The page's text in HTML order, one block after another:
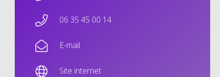
06 35 45 00 14
E-mail
Site internet